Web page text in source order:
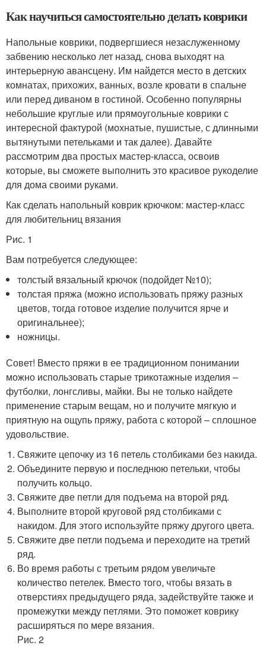
Как научиться самостоятельно делать коврики
Напольные коврики, подвергшиеся незаслуженному
забвению несколько лет назад, снова выходят на
интерьерную авансцену. Им найдется место в детских
комнатах, прихожих, ванных, возле кровати в спальне
или перед диваном в гостиной. Особенно популярны
небольшие круглые или прямоугольные коврики с
интересной фактурой (мохнатые, пушистые, с длинными
вытянутыми петельками и так далее). Давайте
рассмотрим два простых мастер-класса, освоив
которые, вы сможете выполнить это красивое рукоделие
для дома своими руками.
Как сделать напольный коврик крючком: мастер-класс
для любительниц вязания
Рис. 1
Вам потребуется следующее:
толстый вязальный крючок (подойдет №10);
толстая пряжа (можно использовать пряжу разных
цветов, тогда готовое изделие получится ярче и
оригинальнее);
ножницы.
Совет! Вместо пряжи в ее традиционном понимании
можно использовать старые трикотажные изделия –
футболки, лонгсливы, майки. Вы не только найдете
применение старым вещам, но и получите мягкую и
приятную на ощупь пряжу, работа с которой – сплошное
удовольствие.
Свяжите цепочку из 16 петель столбиками без накида.
Объедините первую и последнюю петельки, чтобы
получить кольцо.
Свяжите две петли для подъема на второй ряд.
Выполните второй круговой ряд столбиками с
накидом. Для этого используйте пряжу другого цвета.
Свяжите две петли подъема и переходите на третий
ряд.
Во время работы с третьим рядом увеличьте
количество петелек. Вместо того, чтобы вязать в
отверстиях предыдущего ряда, задействуйте также и
промежутки между петлями. Это поможет коврику
расширяться по мере вязания.
Рис. 2